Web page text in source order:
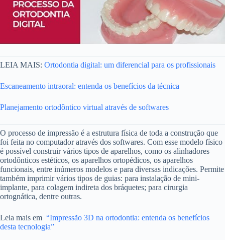
LEIA MAIS: Ortodontia digital: um diferencial para os profissionais
Escaneamento intraoral: entenda os benefícios da técnica
Planejamento ortodôntico virtual através de softwares
O processo de impressão é a estrutura física de toda a construção que
foi feita no computador através dos softwares. Com esse modelo físico
é possível construir vários tipos de aparelhos, como os alinhadores
ortodônticos estéticos, os aparelhos ortopédicos, os aparelhos
funcionais, entre inúmeros modelos e para diversas indicações. Permite
também imprimir vários tipos de guias: para instalação de mini-
implante, para colagem indireta dos bráquetes; para cirurgia
ortognática, dentre outras.
Leia mais em “Impressão 3D na ortodontia: entenda os benefícios
desta tecnologia”